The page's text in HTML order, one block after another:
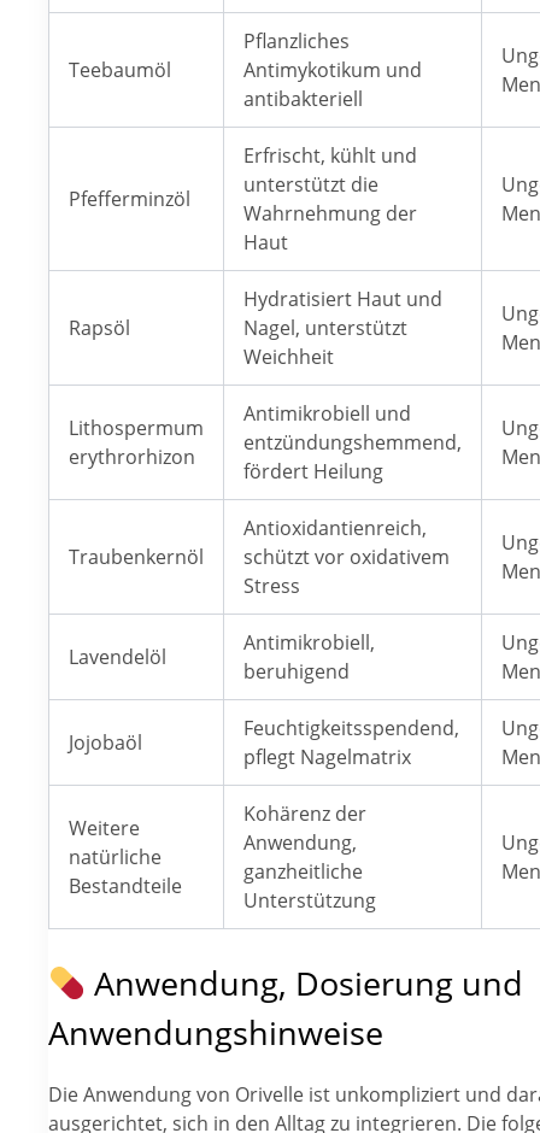
Teebaumöl
Pflanzliches
Antimykotikum und
antibakteriell
Pfefferminzöl
Erfrischt, kühlt und
unterstützt die
Wahrnehmung der
Haut
Rapsöl
Hydratisiert Haut und
Nagel, unterstützt
Weichheit
Lithospermum
erythrorhizon
Antimikrobiell und
entzündungshemmend,
fördert Heilung
Traubenkernöl
Antioxidantienreich,
schützt vor oxidativem
Stress
Lavendelöl
Antimikrobiell,
beruhigend
Jojobaöl
Feuchtigkeitsspendend,
pflegt Nagelmatrix
Weitere
natürliche
Bestandteile
Kohärenz der
Anwendung,
ganzheitliche
Unterstützung
Anwendung, Dosierung und
Anwendungshinweise
Die Anwendung von Orivelle ist unkompliziert und
ausgerichtet, sich in den Alltag zu integrieren. Die